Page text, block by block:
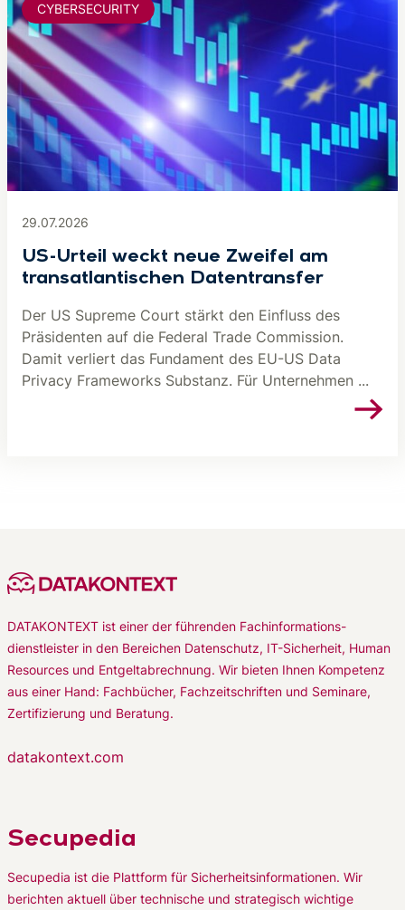
29.07.2026
US-Urteil weckt neue Zweifel am
transatlantischen Datentransfer
Der US Supreme Court stärkt den Einfluss des
Präsidenten auf die Federal Trade Commission.
Damit verliert das Fundament des EU-US Data
Privacy Frameworks Substanz. Für Unternehmen ...
CYBERSECURITY
DATAKONTEXT ist einer der führenden Fachinformations-
dienstleister in den Bereichen Datenschutz, IT-Sicherheit, Human
Resources und Entgeltabrechnung. Wir bieten Ihnen Kompetenz
aus einer Hand: Fachbücher, Fachzeitschriften und Seminare,
Zertifizierung und Beratung.
datakontext.com
Secupedia
Secupedia ist die Plattform für Sicherheitsinformationen. Wir
berichten aktuell über technische und strategisch wichtige